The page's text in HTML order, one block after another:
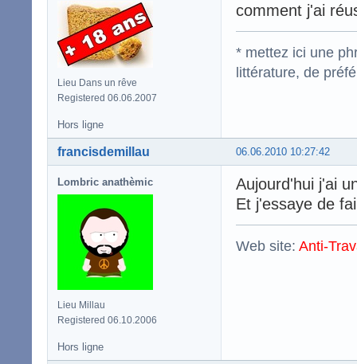
Lieu Dans un rêve
Registered 06.06.2007
comment j'ai
* mettez ici une
littérature, de
Hors ligne
06.06.2010 10:27:42
francisdemillau
Lombric anathèmic
Lieu Millau
Registered 06.10.2006
Aujourd'hui j'ai
Et j'essaye de
Web site: Anti-
Hors ligne